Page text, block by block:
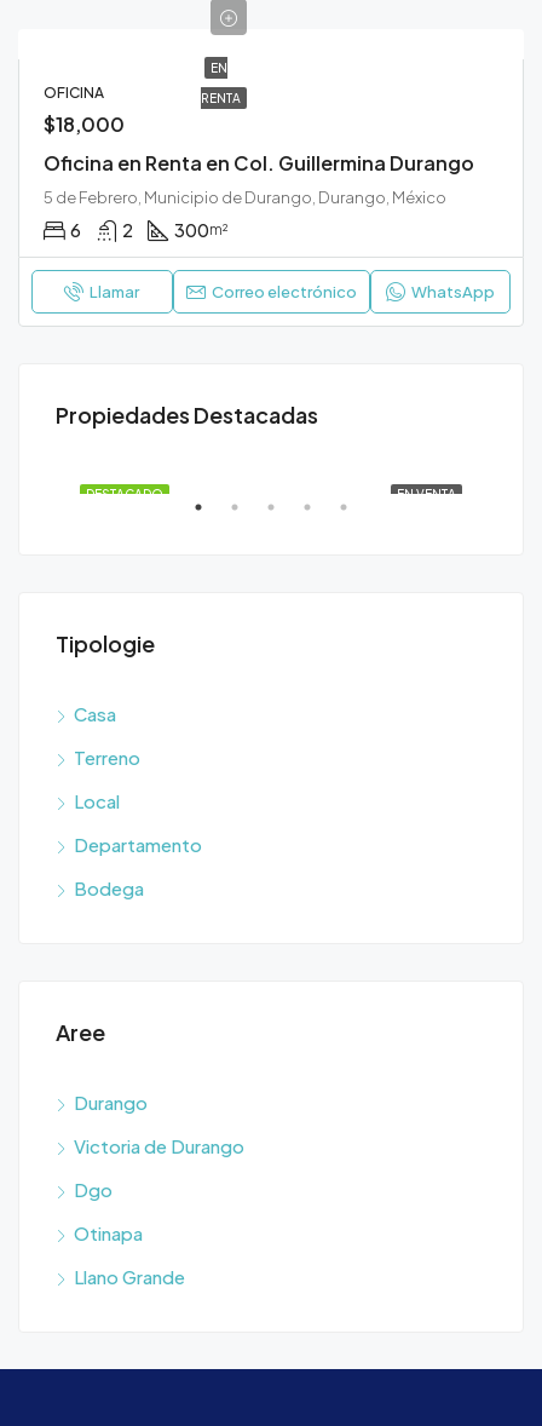
EN
RENTA
OFICINA
$18,000
Oficina en Renta en Col. Guillermina Durango
5 de Febrero, Municipio de Durango, Durango, México
6 2 300m²
Llamar Correo electrónico WhatsApp
Propiedades Destacadas
EN VENTA
DESTACADO
$2,300,000
Tipologie
Casa
Terreno
Local
Departamento
Bodega
Aree
Durango
Victoria de Durango
Dgo
Otinapa
Llano Grande